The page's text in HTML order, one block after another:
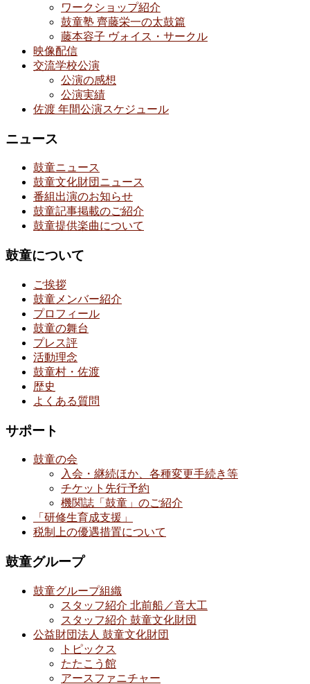
ワークショップ紹介
鼓童塾 齊藤栄一の太鼓篇
藤本容子 ヴォイス・サークル
映像配信
交流学校公演
公演の感想
公演実績
佐渡 年間公演スケジュール
ニュース
鼓童ニュース
鼓童文化財団ニュース
番組出演のお知らせ
鼓童記事掲載のご紹介
鼓童提供楽曲について
鼓童について
ご挨拶
鼓童メンバー紹介
プロフィール
鼓童の舞台
プレス評
活動理念
鼓童村・佐渡
歴史
よくある質問
サポート
鼓童の会
入会・継続ほか、各種変更手続き等
チケット先行予約
機関誌「鼓童」のご紹介
「研修生育成支援」
税制上の優遇措置について
鼓童グループ
鼓童グループ組織
スタッフ紹介 北前船／音大工
スタッフ紹介 鼓童文化財団
公益財団法人 鼓童文化財団
トピックス
たたこう館
アースファニチャー